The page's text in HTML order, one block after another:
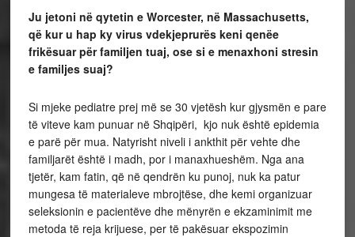
Ju jetoni nëqytetin e Worcester, nëMassachusetts,
qëkur u hap ky virus vdekjeprurës keni qenëe
frikësuar për familjen tuaj, ose si e menaxhoni stresin
e familjes suaj?
Si mjeke pediatre prej më se 30 vjetësh kur gjysmën e pare
të viteve kam punuar në Shqipëri, kjo nuk është epidemia
e parë për mua. Natyrisht niveli i ankthit për vehte dhe
familjarët është i madh, por i manaxhueshëm. Nga ana
tjetër, kam fatin, që në qendrën ku punoj, nuk ka patur
mungesa të materialeve mbrojtëse, dhe kemi organizuar
seleksionin e pacientëve dhe mënyrën e ekzaminimit me
metoda të reja krijuese, per të pakësuar ekspozimin